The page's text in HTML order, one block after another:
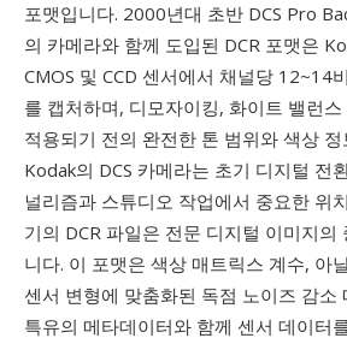
포맷입니다. 2000년대 초반 DCS Pro
의 카메라와 함께 도입된 DCR 포맷은
CMOS 및 CCD 센서에서 채널당 12~14
를 캡처하며, 디모자이킹, 화이트 밸런
적용되기 전의 완전한 톤 범위와 색상
Kodak의 DCS 카메라는 초기 디지털 전
널리즘과 스튜디오 작업에서 중요한 위
기의 DCR 파일은 전문 디지털 이미지의
니다. 이 포맷은 색상 매트릭스 계수, 아
센서 변형에 맞춤화된 독점 노이즈 감소
특유의 메타데이터와 함께 센서 데이터